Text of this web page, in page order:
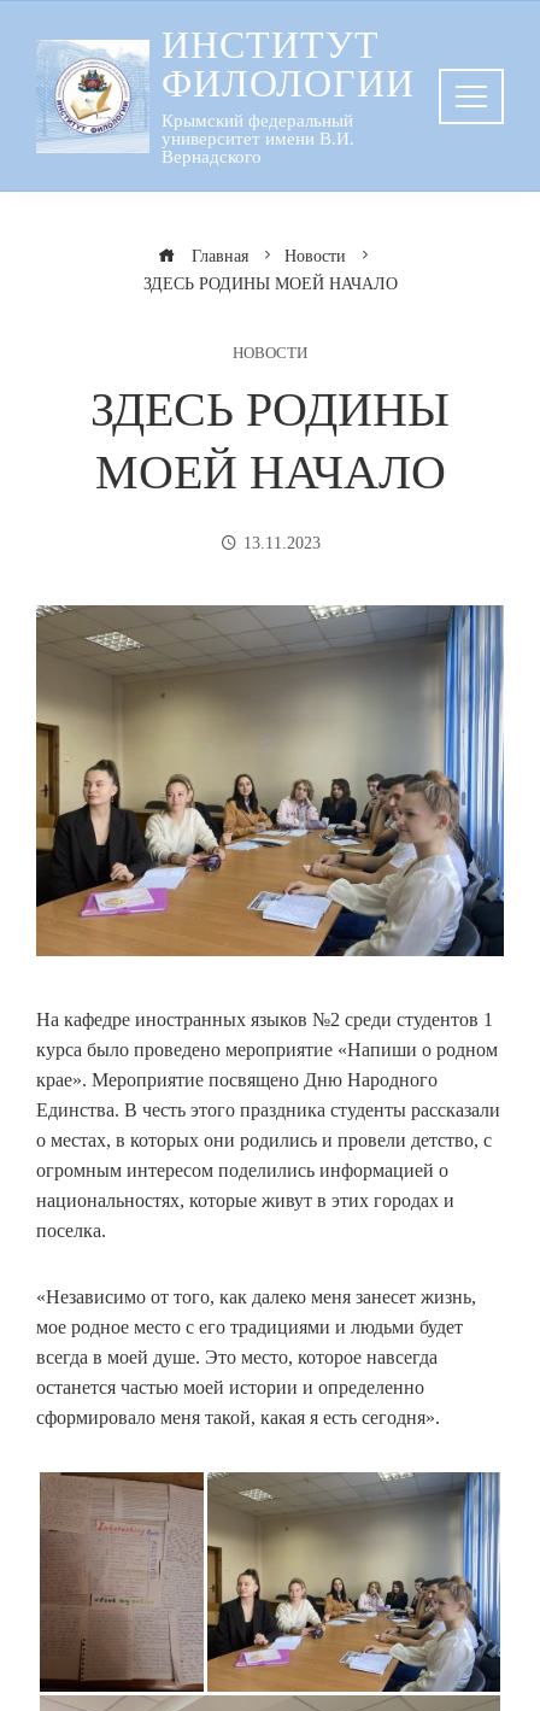
содержанию
ИНСТИТУТ
ФИЛОЛОГИИ
Крымский федеральный
университет имени В.И.
Вернадского
Главная
Новости
ЗДЕСЬ РОДИНЫ МОЕЙ НАЧАЛО
НОВОСТИ
ЗДЕСЬ РОДИНЫ
МОЕЙ НАЧАЛО
13.11.2023
На кафедре иностранных языков №2 среди студентов 1
курса было проведено мероприятие «Напиши о родном
крае». Мероприятие посвящено Дню Народного
Единства. В честь этого праздника студенты рассказали
о местах, в которых они родились и провели детство, с
огромным интересом поделились информацией о
национальностях, которые живут в этих городах и
поселка.
«Независимо от того, как далеко меня занесет жизнь,
мое родное место с его традициями и людьми будет
всегда в моей душе. Это место, которое навсегда
останется частью моей истории и определенно
сформировало меня такой, какая я есть сегодня».